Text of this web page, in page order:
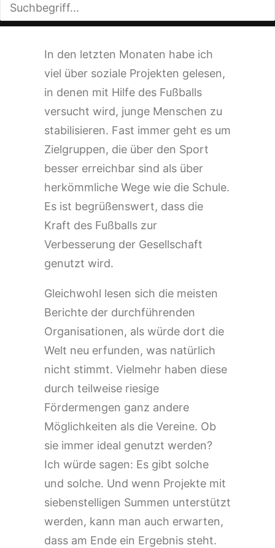
In den letzten Monaten habe ich
viel über soziale Projekten gelesen,
in denen mit Hilfe des Fußballs
versucht wird, junge Menschen zu
stabilisieren. Fast immer geht es um
Zielgruppen, die über den Sport
besser erreichbar sind als über
herkömmliche Wege wie die Schule.
Es ist begrüßenswert, dass die
Kraft des Fußballs zur
Verbesserung der Gesellschaft
genutzt wird.
Gleichwohl lesen sich die meisten
Berichte der durchführenden
Organisationen, als würde dort die
Welt neu erfunden, was natürlich
nicht stimmt. Vielmehr haben diese
durch teilweise riesige
Fördermengen ganz andere
Möglichkeiten als die Vereine. Ob
sie immer ideal genutzt werden?
Ich würde sagen: Es gibt solche
und solche. Und wenn Projekte mit
siebenstelligen Summen unterstützt
werden, kann man auch erwarten,
dass am Ende ein Ergebnis steht.